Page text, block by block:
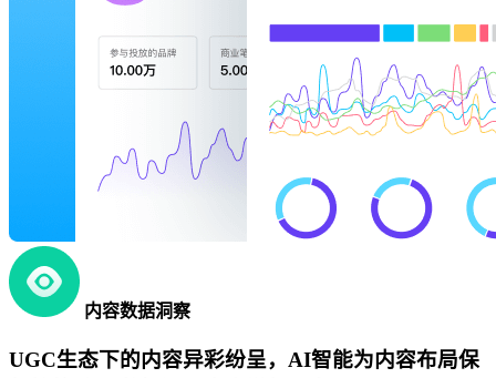
内容数据洞察
UGC生态下的内容异彩纷呈，AI智能为内容布局保